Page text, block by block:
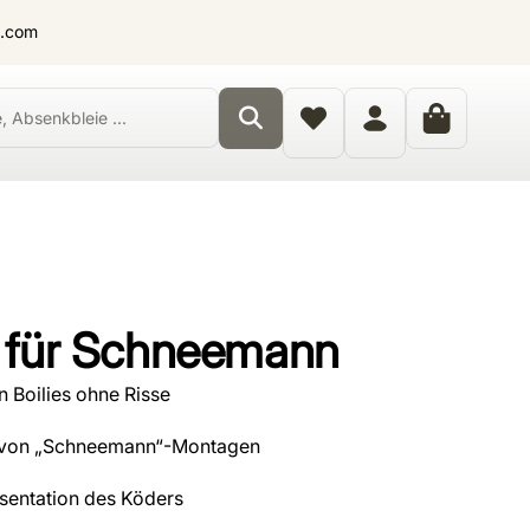
Schneemann
Boilies ohne Risse
„Schneemann“-Montagen
des Köders